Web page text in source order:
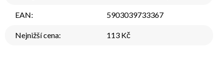
EAN: 5903039733367
Nejnižší cena: 113 Kč